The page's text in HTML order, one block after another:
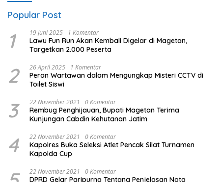
Popular Post
1 19 Juni 2025 1 Komentar
Lawu Fun Run Akan Kembali Digelar di Magetan,
Targetkan 2.000 Peserta
2 26 April 2025 1 Komentar
Peran Wartawan dalam Mengungkap Misteri CCTV di
Toilet Siswi
3 22 November 2021 0 Komentar
Rembug Penghijauan, Bupati Magetan Terima
Kunjungan Cabdin Kehutanan Jatim
4 22 November 2021 0 Komentar
Kapolres Buka Seleksi Atlet Pencak Silat Turnamen
Kapolda Cup
22 November 2021 0 Komentar
DPRD Gelar Paripurna Tentang Penjelasan Nota